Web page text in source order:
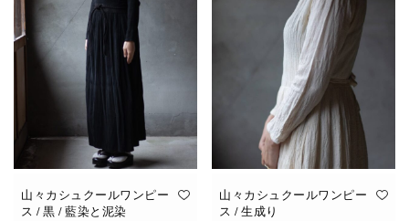
山々カシュクールワンピー
ス / 黒 / 藍染と泥染
山々カシュクールワンピー
ス / 生成り